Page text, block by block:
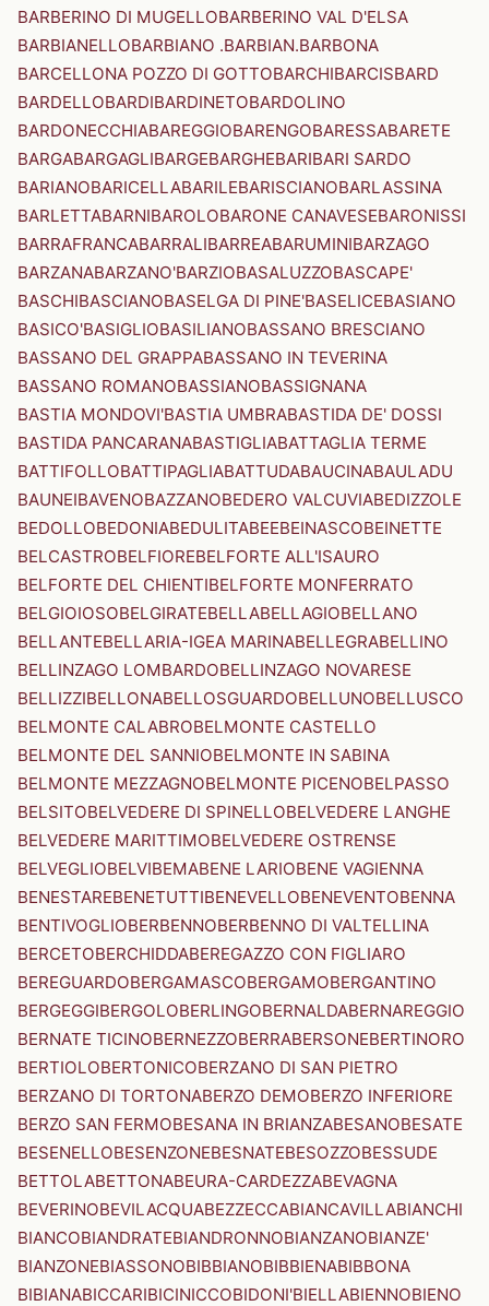
BARBERINO DI MUGELLOBARBERINO VAL D'ELSA
BARBIANELLOBARBIANO .BARBIAN.BARBONA
BARCELLONA POZZO DI GOTTOBARCHIBARCISBARD
BARDELLOBARDIBARDINETOBARDOLINO
BARDONECCHIABAREGGIOBARENGOBARESSABARETE
BARGABARGAGLIBARGEBARGHEBARIBARI SARDO
BARIANOBARICELLABARILEBARISCIANOBARLASSINA
BARLETTABARNIBAROLOBARONE CANAVESEBARONISSI
BARRAFRANCABARRALIBARREABARUMINIBARZAGO
BARZANABARZANO'BARZIOBASALUZZOBASCAPE'
BASCHIBASCIANOBASELGA DI PINE'BASELICEBASIANO
BASICO'BASIGLIOBASILIANOBASSANO BRESCIANO
BASSANO DEL GRAPPABASSANO IN TEVERINA
BASSANO ROMANOBASSIANOBASSIGNANA
BASTIA MONDOVI'BASTIA UMBRABASTIDA DE' DOSSI
BASTIDA PANCARANABASTIGLIABATTAGLIA TERME
BATTIFOLLOBATTIPAGLIABATTUDABAUCINABAULADU
BAUNEIBAVENOBAZZANOBEDERO VALCUVIABEDIZZOLE
BEDOLLOBEDONIABEDULITABEEBEINASCOBEINETTE
BELCASTROBELFIOREBELFORTE ALL'ISAURO
BELFORTE DEL CHIENTIBELFORTE MONFERRATO
BELGIOIOSOBELGIRATEBELLABELLAGIOBELLANO
BELLANTEBELLARIA-IGEA MARINABELLEGRABELLINO
BELLINZAGO LOMBARDOBELLINZAGO NOVARESE
BELLIZZIBELLONABELLOSGUARDOBELLUNOBELLUSCO
BELMONTE CALABROBELMONTE CASTELLO
BELMONTE DEL SANNIOBELMONTE IN SABINA
BELMONTE MEZZAGNOBELMONTE PICENOBELPASSO
BELSITOBELVEDERE DI SPINELLOBELVEDERE LANGHE
BELVEDERE MARITTIMOBELVEDERE OSTRENSE
BELVEGLIOBELVIBEMABENE LARIOBENE VAGIENNA
BENESTAREBENETUTTIBENEVELLOBENEVENTOBENNA
BENTIVOGLIOBERBENNOBERBENNO DI VALTELLINA
BERCETOBERCHIDDABEREGAZZO CON FIGLIARO
BEREGUARDOBERGAMASCOBERGAMOBERGANTINO
BERGEGGIBERGOLOBERLINGOBERNALDABERNAREGGIO
BERNATE TICINOBERNEZZOBERRABERSONEBERTINORO
BERTIOLOBERTONICOBERZANO DI SAN PIETRO
BERZANO DI TORTONABERZO DEMOBERZO INFERIORE
BERZO SAN FERMOBESANA IN BRIANZABESANOBESATE
BESENELLOBESENZONEBESNATEBESOZZOBESSUDE
BETTOLABETTONABEURA-CARDEZZABEVAGNA
BEVERINOBEVILACQUABEZZECCABIANCAVILLABIANCHI
BIANCOBIANDRATEBIANDRONNOBIANZANOBIANZE'
BIANZONEBIASSONOBIBBIANOBIBBIENABIBBONA
BIBIANABICCARIBICINICCOBIDONI'BIELLABIENNOBIENO